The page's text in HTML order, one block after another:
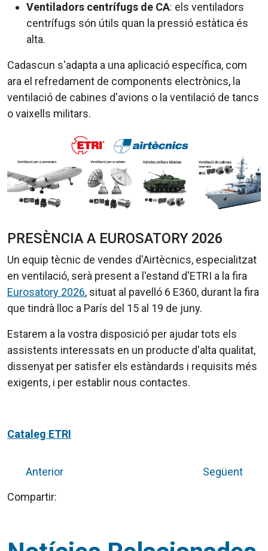
Ventiladors centrífugs de CA: els ventiladors
centrífugs són útils quan la pressió estàtica és
alta.
Cadascun s'adapta a una aplicació específica, com
ara el refredament de components electrònics, la
ventilació de cabines d'avions o la ventilació de tancs
o vaixells militars.
PRESÈNCIA A EUROSATORY 2026
Un equip tècnic de vendes d'Airtècnics, especialitzat
en ventilació, serà present a l'estand d'ETRI a la fira
Eurosatory 2026, situat al pavelló 6 E360, durant la fira
que tindrà lloc a París del 15 al 19 de juny.
Estarem a la vostra disposició per ajudar tots els
assistents interessats en un producte d'alta qualitat,
dissenyat per satisfer els estàndards i requisits més
exigents, i per establir nous contactes.
Cataleg ETRI
Anterior
Següent
Compartir: